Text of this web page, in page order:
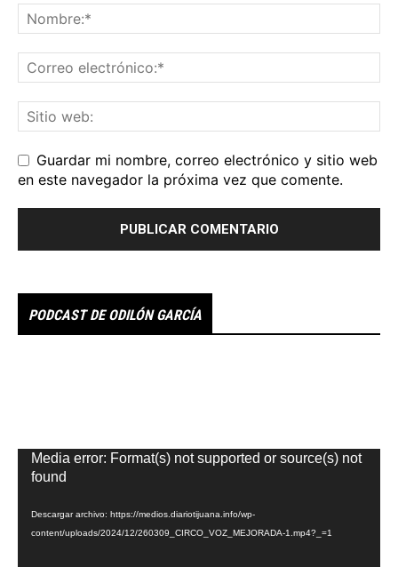
Guardar mi nombre, correo electrónico y sitio web
en este navegador la próxima vez que comente.
PODCAST DE ODILÓN GARCÍA
Reproductor
de
Media error: Format(s) not supported or source(s) not
found
Descargar archivo: https://medios.diariotijuana.info/wp-
content/uploads/2024/12/260309_CIRCO_VOZ_MEJORADA-1.mp4?_=1